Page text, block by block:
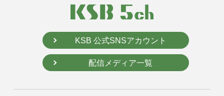
KSB 公式SNSアカウント
配信メディア一覧